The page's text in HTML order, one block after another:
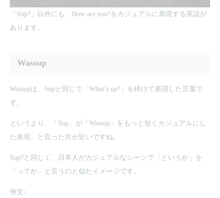
「Sup?」以外にも、How are you?をカジュアルに表現する英語が
あります。
Wassup
Wassupは、Supと同じで「What’s up?」を砕けて表現した言葉で
す。
というより、「Sup」が「Wassup」をもっと短くカジュアルにし
た表現、と言った方が近いですね。
Sup?と同じく、日本人がカジュアルなシーンで「というか」を
「ってか」と言うのと似たイメージです。
例文↓